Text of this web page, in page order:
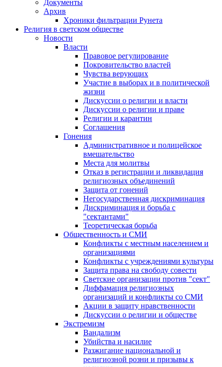
Документы
Архив
Хроники фильтрации Рунета
Религия в светском обществе
Новости
Власти
Правовое регулирование
Покровительство властей
Чувства верующих
Участие в выборах и в политической
жизни
Дискуссии о религии и власти
Дискуссии о религии и праве
Религии и карантин
Соглашения
Гонения
Административное и полицейское
вмешательство
Места для молитвы
Отказ в регистрации и ликвидация
религиозных объединений
Защита от гонений
Негосударственная дискриминация
Дискриминация и борьба с
"сектантами"
Теоретическая борьба
Общественность и СМИ
Конфликты с местным населением и
организациями
Конфликты с учреждениями культуры
Защита права на свободу совести
Светские организации против "сект"
Диффамация религиозных
организаций и конфликты со СМИ
Акции в защиту нравственности
Дискуссии о религии и обществе
Экстремизм
Вандализм
Убийства и насилие
Разжигание национальной и
религиозной розни и призывы к